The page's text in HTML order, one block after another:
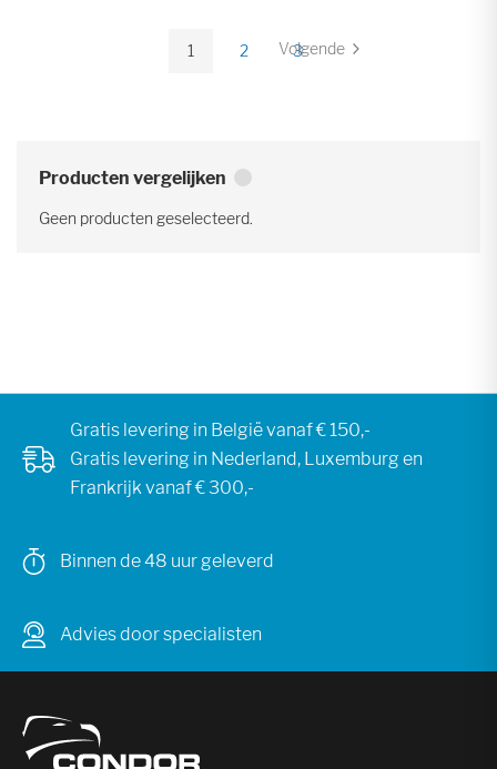
U
1 Pagina
2 Pagina
3 Pagina
Volgende
Producten vergelijken
Geen producten geselecteerd.
Gratis levering in België vanaf € 150,-
Gratis levering in Nederland, Luxemburg en
Frankrijk vanaf € 300,-
Binnen de 48 uur geleverd
Advies door specialisten